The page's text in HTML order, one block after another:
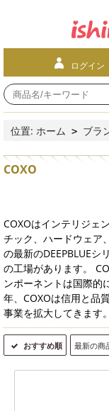
ログイン
位置: ホーム > ブラ
COXO
COXOはインテリジェ
チック、ハードウェア
の最新のDEEPBLUE
の工場があります。
ンポーネントは国際的
年、COXOは信用と品
事業を拡大してきます。
おすすめ順 最新の商